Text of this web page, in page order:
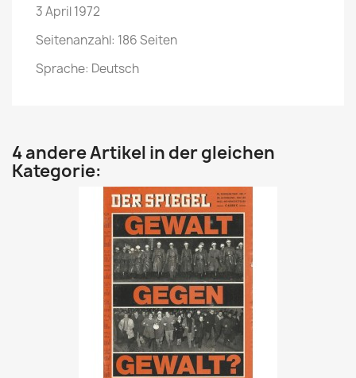
3 April 1972
Seitenanzahl: 186 Seiten
Sprache: Deutsch
4 andere Artikel in der gleichen
Kategorie: